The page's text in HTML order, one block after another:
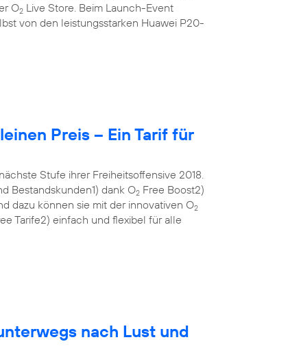
O2 Live Store. Beim Launch-Event
von den leistungsstarken Huawei P20-
Preis – Ein Tarif für
Stufe ihrer Freiheitsoffensive 2018.
Bestandskunden1) dank O2 Free Boost2)
dazu können sie mit der innovativen O2
Tarife2) einfach und flexibel für alle
nach Lust und